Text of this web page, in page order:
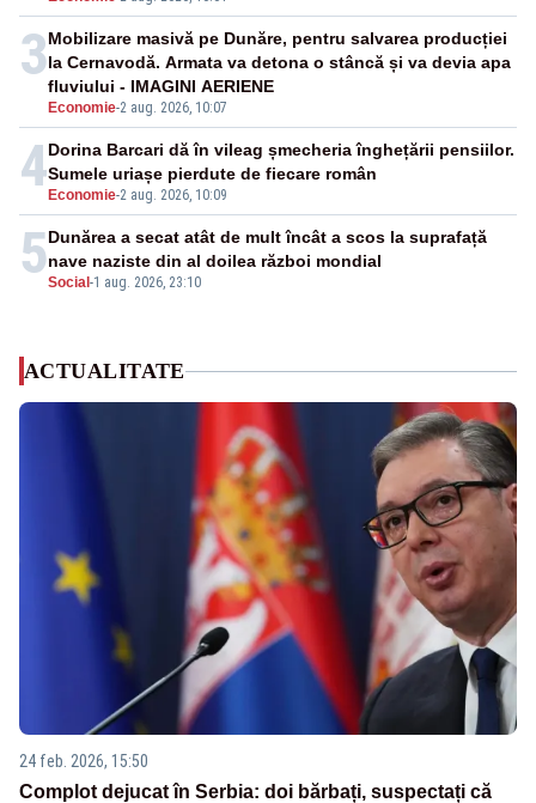
3
Economie-2 aug. 2026, 10:07
Mobilizare masivă pe Dunăre, pentru salvarea producției
la Cernavodă. Armata va detona o stâncă și va devia apa
fluviului - IMAGINI AERIENE
4 Economie-2 aug. 2026, 10:09
Dorina Barcari dă în vileag șmecheria înghețării pensiilor.
Sumele uriașe pierdute de fiecare român
5Social -1 aug. 2026, 23:10
Dunărea a secat atât de mult încât a scos la suprafață
nave naziste din al doilea război mondial
ACTUALITATE
24 feb. 2026, 15:50
Complot dejucat în Serbia: doi bărbați, suspectați că